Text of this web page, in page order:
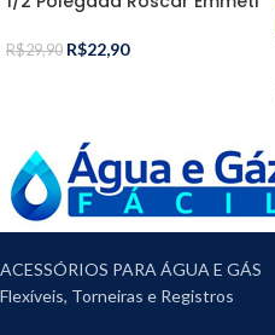
R$29,90 R$22,90
ACESSÓRIOS PARA ÁGUA E GÁS
Flexíveis, Torneiras e Registros